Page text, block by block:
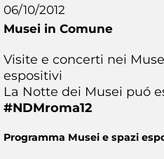
06/10/2012
Musei in Comune
Visite e concerti nei
espositivi
La Notte dei Musei puó
#NDMroma12
Programma Musei e spazi